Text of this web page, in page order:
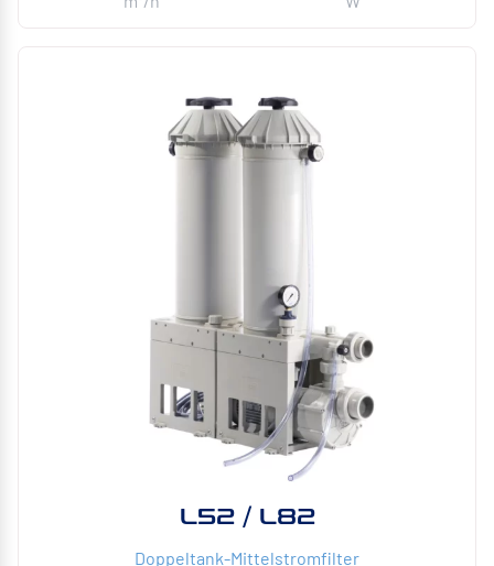
L52 / L82
Doppeltank-Mittelstromfilter